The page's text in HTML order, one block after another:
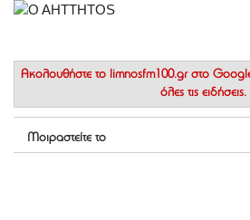
Ακολουθήστε το limnosfm100.gr στο
όλες τις ειδήσεις.
Μοιραστείτε το